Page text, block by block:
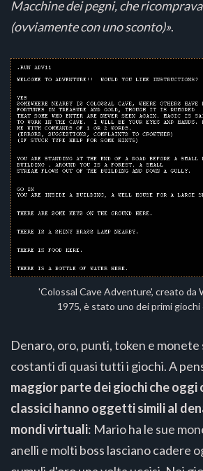
Macchine dei pegni, che
(ovviamente con uno sconto)».
'Colossal Cave Adventure', creato da
1975, è stato uno dei primi giochi
Denaro, oro, punti, token e monete
costanti di quasi tutti i giochi. A
maggior parte dei giochi che oggi
classici hanno oggetti simili al
mondi virtuali: Mario ha le sue
anelli e molti boss lasciano cadere